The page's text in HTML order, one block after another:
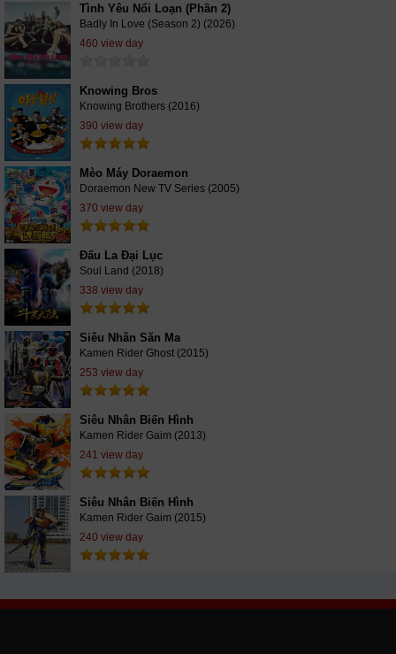
Tình Yêu Nổi Loạn (Phần 2)
Badly In Love (Season 2) (2026)
460 view day
Knowing Bros
Knowing Brothers (2016)
390 view day
Mèo Máy Doraemon
Doraemon New TV Series (2005)
370 view day
Đấu La Đại Lục
Soul Land (2018)
338 view day
Siêu Nhân Săn Ma
Kamen Rider Ghost (2015)
253 view day
Siêu Nhân Biến Hình
Kamen Rider Gaim (2013)
241 view day
Siêu Nhân Biến Hình
Kamen Rider Gaim (2015)
240 view day